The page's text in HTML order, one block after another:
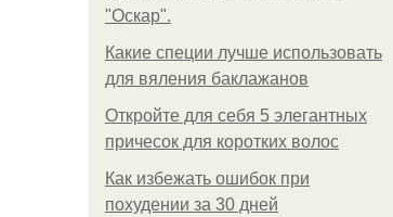
"Оскар".
Какие специи лучше использовать
для вяления баклажанов
Откройте для себя 5 элегантных
причесок для коротких волос
Как избежать ошибок при
похудении за 30 дней